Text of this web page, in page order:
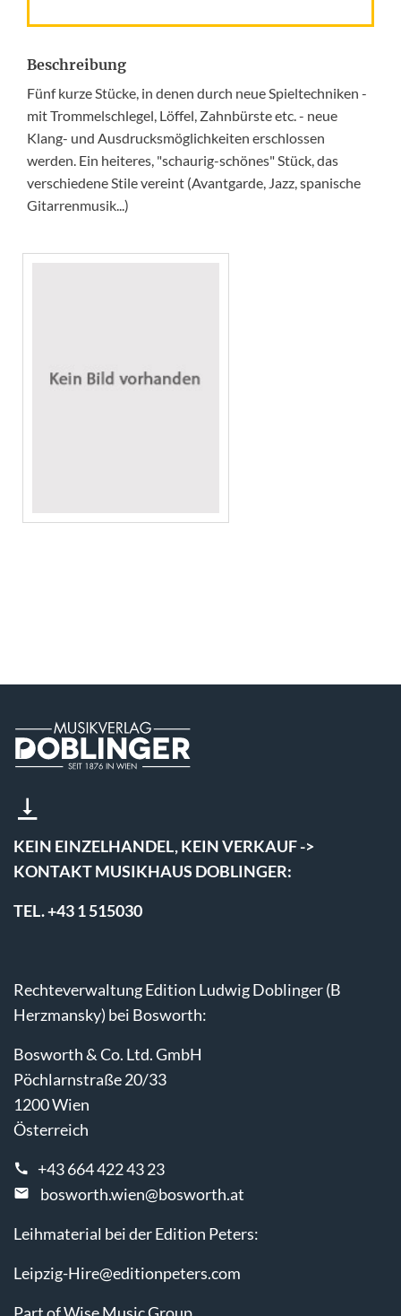
Beschreibung
Fünf kurze Stücke, in denen durch neue Spieltechniken -
mit Trommelschlegel, Löffel, Zahnbürste etc. - neue
Klang- und Ausdrucksmöglichkeiten erschlossen
werden. Ein heiteres, "schaurig-schönes" Stück, das
verschiedene Stile vereint (Avantgarde, Jazz, spanische
Gitarrenmusik...)
KEIN EINZELHANDEL, KEIN VERKAUF ->
KONTAKT MUSIKHAUS DOBLINGER:
TEL. +43 1 515030
Rechteverwaltung Edition Ludwig Doblinger (B
Herzmansky) bei Bosworth:
Bosworth & Co. Ltd. GmbH
Pöchlarnstraße 20/33
1200 Wien
Österreich
+43 664 422 43 23
bosworth.wien@bosworth.at
Leihmaterial bei der Edition Peters:
Leipzig-Hire@editionpeters.com